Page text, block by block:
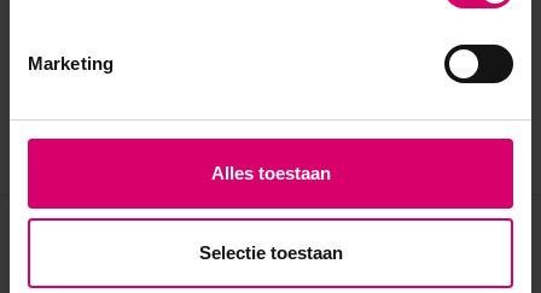
Marketing
Alles toestaan
Selectie toestaan